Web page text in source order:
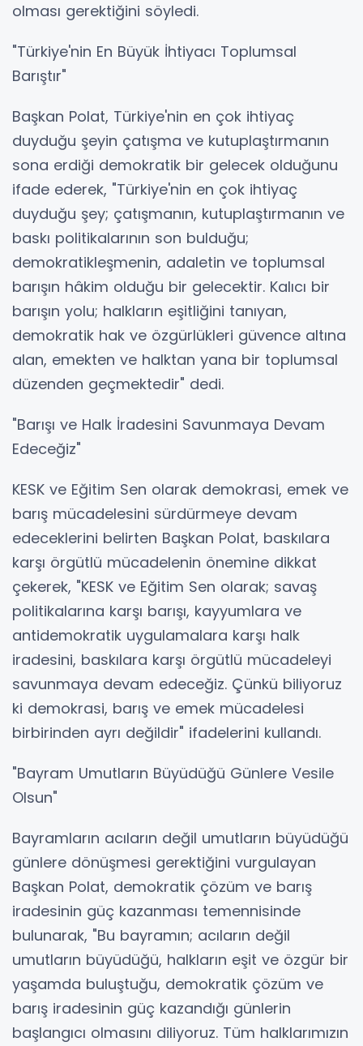
olması gerektiğini söyledi.
"Türkiye'nin En Büyük İhtiyacı Toplumsal
Barıştır"
Başkan Polat, Türkiye'nin en çok ihtiyaç
duyduğu şeyin çatışma ve kutuplaştırmanın
sona erdiği demokratik bir gelecek olduğunu
ifade ederek, "Türkiye'nin en çok ihtiyaç
duyduğu şey; çatışmanın, kutuplaştırmanın ve
baskı politikalarının son bulduğu;
demokratikleşmenin, adaletin ve toplumsal
barışın hâkim olduğu bir gelecektir. Kalıcı bir
barışın yolu; halkların eşitliğini tanıyan,
demokratik hak ve özgürlükleri güvence altına
alan, emekten ve halktan yana bir toplumsal
düzenden geçmektedir" dedi.
"Barışı ve Halk İradesini Savunmaya Devam
Edeceğiz"
KESK ve Eğitim Sen olarak demokrasi, emek ve
barış mücadelesini sürdürmeye devam
edeceklerini belirten Başkan Polat, baskılara
karşı örgütlü mücadelenin önemine dikkat
çekerek, "KESK ve Eğitim Sen olarak; savaş
politikalarına karşı barışı, kayyumlara ve
antidemokratik uygulamalara karşı halk
iradesini, baskılara karşı örgütlü mücadeleyi
savunmaya devam edeceğiz. Çünkü biliyoruz
ki demokrasi, barış ve emek mücadelesi
birbirinden ayrı değildir" ifadelerini kullandı.
"Bayram Umutların Büyüdüğü Günlere Vesile
Olsun"
Bayramların acıların değil umutların büyüdüğü
günlere dönüşmesi gerektiğini vurgulayan
Başkan Polat, demokratik çözüm ve barış
iradesinin güç kazanması temennisinde
bulunarak, "Bu bayramın; acıların değil
umutların büyüdüğü, halkların eşit ve özgür bir
yaşamda buluştuğu, demokratik çözüm ve
barış iradesinin güç kazandığı günlerin
başlangıcı olmasını diliyoruz. Tüm halklarımızın